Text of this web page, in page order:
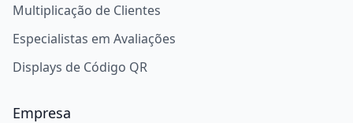
Multiplicação de Clientes
Especialistas em Avaliações
Displays de Código QR
Empresa